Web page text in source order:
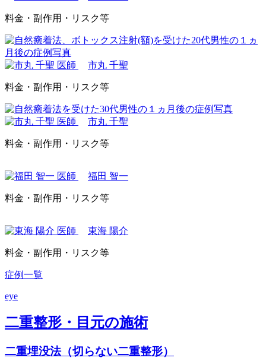
料金・副作用・リスク等
市丸 千聖
料金・副作用・リスク等
市丸 千聖
料金・副作用・リスク等
福田 智一
料金・副作用・リスク等
東海 陽介
料金・副作用・リスク等
症例一覧
eye
二重整形・目元の施術
二重埋没法（切らない二重整形）